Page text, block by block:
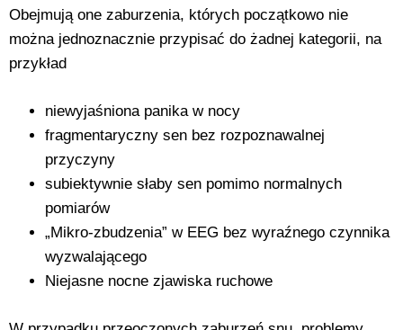
Obejmują one zaburzenia, których początkowo nie
można jednoznacznie przypisać do żadnej kategorii, na
przykład
niewyjaśniona panika w nocy
fragmentaryczny sen bez rozpoznawalnej
przyczyny
subiektywnie słaby sen pomimo normalnych
pomiarów
„Mikro-zbudzenia” w EEG bez wyraźnego czynnika
wyzwalającego
Niejasne nocne zjawiska ruchowe